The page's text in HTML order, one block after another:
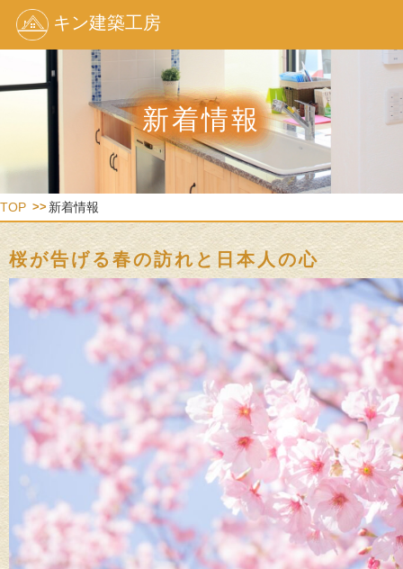
キン建築工房
新着情報
TOP 新着情報
桜が告げる春の訪れと日本人の心